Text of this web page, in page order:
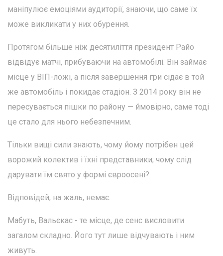
маніпулює емоціями аудиторії, знаючи, що саме їх
може викликати у них обурення.
Протягом більше ніж десятиліття президент Райо
відвідує матчі, прибуваючи на автомобілі. Він займає
місце у ВІП-ложі, а після завершення гри сідає в той
же автомобіль і покидає стадіон. З 2014 року він не
пересувається пішки по району — ймовірно, саме тоді
це стало для нього небезпечним.
Тільки вищі сили знають, чому йому потрібен цей
ворожий колектив і їхні представники; чому слід
дарувати їм свято у формі євроосені?
Відповідей, на жаль, немає.
Мабуть, Вальєкас - те місце, де сенс висловити
загалом складно. Його тут лише відчувають і ним
живуть.